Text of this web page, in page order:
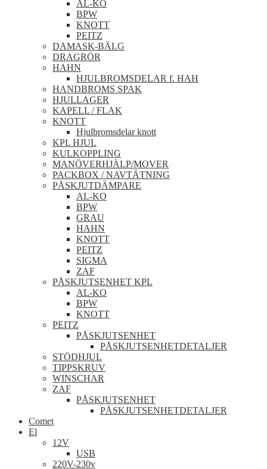
AL-KO
BPW
KNOTT
PEITZ
DAMASK-BÄLG
DRAGRÖR
HAHN
HJULBROMSDELAR f. HAH
HANDBROMS SPAK
HJULLAGER
KAPELL / FLAK
KNOTT
Hjulbromsdelar knott
KPL HJUL
KULKOPPLING
MANÖVERHJÄLP/MOVER
PACKBOX / NAVTÄTNING
PÅSKJUTDÄMPARE
AL-KO
BPW
GRAU
HAHN
KNOTT
PEITZ
SIGMA
ZAF
PÅSKJUTSENHET KPL
AL-KO
BPW
KNOTT
PEITZ
PÅSKJUTSENHET
PÅSKJUTSENHETDETALJER
STÖDHJUL
TIPPSKRUV
WINSCHAR
ZAF
PÅSKJUTSENHET
PÅSKJUTSENHETDETALJER
Comet
El
12V
USB
220V-230v